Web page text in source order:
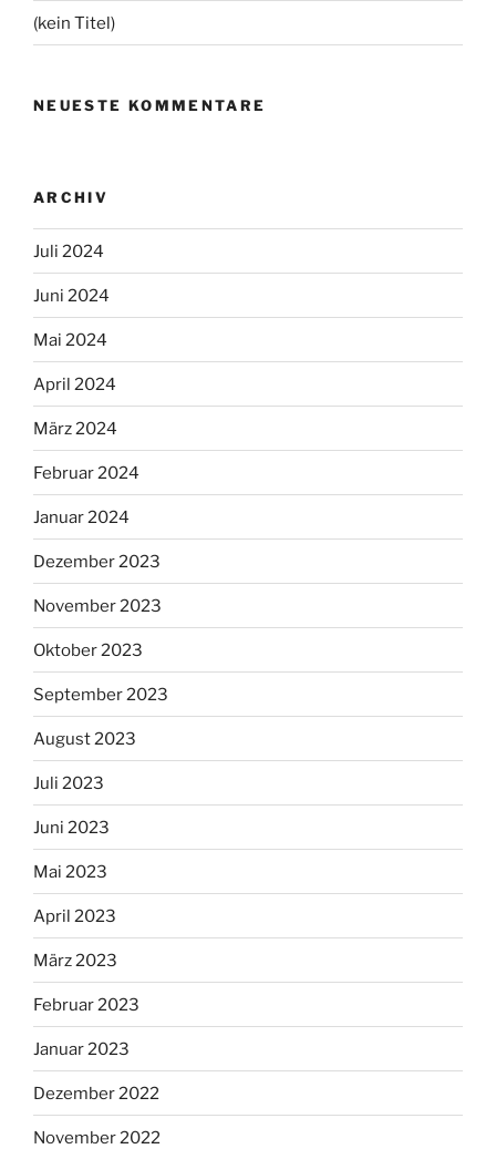
(kein Titel)
NEUESTE KOMMENTARE
ARCHIV
Juli 2024
Juni 2024
Mai 2024
April 2024
März 2024
Februar 2024
Januar 2024
Dezember 2023
November 2023
Oktober 2023
September 2023
August 2023
Juli 2023
Juni 2023
Mai 2023
April 2023
März 2023
Februar 2023
Januar 2023
Dezember 2022
November 2022